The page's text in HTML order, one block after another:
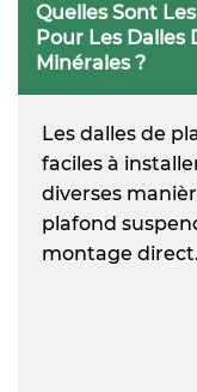
Quelles Sont
Pour Les Dalles
Minérales ?
Les dalles de
faciles à
diverses
plafond
montage direct.